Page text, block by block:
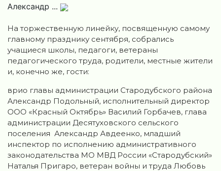
Александр ...
На торжественную линейку, посвященную самому
главному празднику сентября, собрались
учащиеся школы, педагоги, ветераны
педагогического труда, родители, местные жители
и, конечно же, гости:
врио главы администрации Стародубского района
Александр Подольный, исполнительный директор
ООО «Красный Октябрь» Василий Горбачев, глава
администрации Десятуховского сельского
поселения Александр Авдеенко, младший
инспектор по исполнению административного
законодательства МО МВД России «Стародубский»
Наталья Пригаро, ветеран войны и труда Любовь